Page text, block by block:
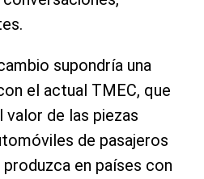
supondría una
el actual TMEC, ⁠que
valor de las piezas
⁠de pasajeros
en países con